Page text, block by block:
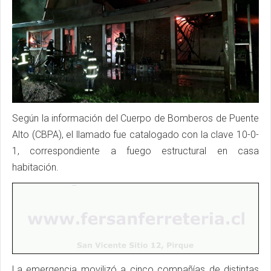
Según la información del Cuerpo de Bomberos de Puente
Alto (CBPA), el llamado fue catalogado con la clave 10-0-
1, correspondiente a fuego estructural en casa
habitación.